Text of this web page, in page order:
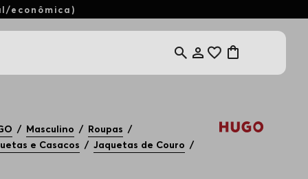
econômica)
Masculino
Roupas
e Casacos
Jaquetas de Couro